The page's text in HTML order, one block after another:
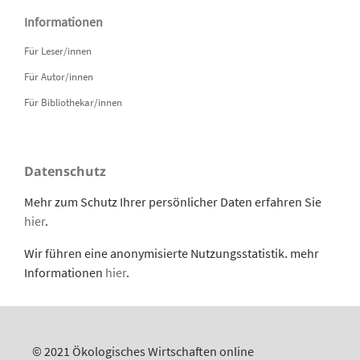
Informationen
Für Leser/innen
Für Autor/innen
Für Bibliothekar/innen
Datenschutz
Mehr zum Schutz Ihrer persönlicher Daten erfahren Sie
hier.
Wir führen eine anonymisierte Nutzungsstatistik. mehr
Informationen hier.
© 2021 Ökologisches Wirtschaften online